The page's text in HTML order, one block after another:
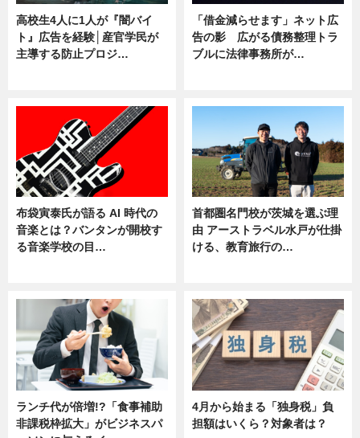
高校生4人に1人が『闇バイ
ト』広告を経験│産官学民が
主導する防止プロジ…
「借金減らせます」ネット広
告の影 広がる債務整理トラ
ブルに法律事務所が…
布袋寅泰氏が語る AI 時代の
音楽とは？バンタンが開校す
る音楽学校の目…
首都圏名門校が茨城を選ぶ理
由 アーストラベル水戸が仕掛
ける、教育旅行の…
ランチ代が倍増!?「食事補助
非課税枠拡大」がビジネスパ
4月から始まる「独身税」負
担額はいくら？対象者は？